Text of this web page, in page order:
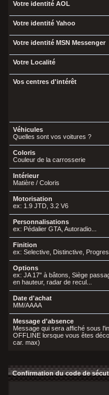
Votre identité AOL
Votre identité Yahoo
Votre identité MSN Messenger
Votre Localité
Vos centres d'intérêt
Véhicules
Quelles sont vos voitures ?
Coloris
Couleur de la carrosserie
Intérieur
Matière / Coloris
Motorisation
ex: 1.9 JTD, 3.2 V6
Personnalisations
ex: Pédalier GTA, Autoradio...
Finition
ex: Selective, Distinctive,
Options
ex: JA 17" à bâtons, Siège
en hauteur, radar de recul...
Date d'achat
MM/AAAA
Message d'absence
Message qui sera affiché sous
OFFLINE lorsque vous êtes
car. max)
Confirmation du code de